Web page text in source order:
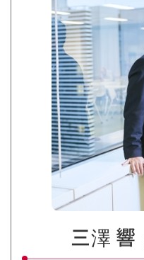
三澤 響